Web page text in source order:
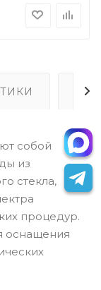
собой
из
стекла,
процедур.
оснащения